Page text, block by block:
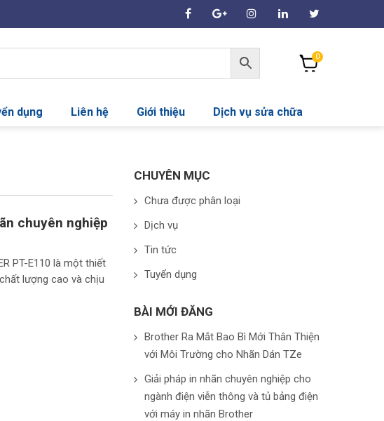
0
dụng Liên hệ Giới thiệu Dịch vụ sửa chữa
chuyên nghiệp
PT-E110 là một thiết
lượng cao và chịu
CHUYÊN MỤC
Chưa được phân loại
Dịch vụ
Tin tức
Tuyển dụng
BÀI MỚI ĐĂNG
Brother Ra Mắt Bao Bì Mới Thân Thiện
với Môi Trường cho Nhãn Dán TZe
Giải pháp in nhãn chuyên nghiệp cho
ngành điện viễn thông và tủ bảng điện
với máy in nhãn Brother